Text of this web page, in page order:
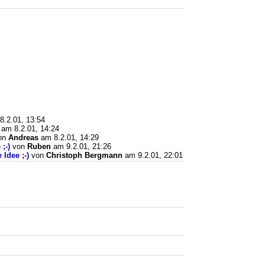
13:54
am 8.2.01, 14:24
Andreas am 8.2.01, 14:29
;-) von Ruben am 9.2.01, 21:26
Idee ;-) von Christoph Bergmann am 9.2.01, 22:01